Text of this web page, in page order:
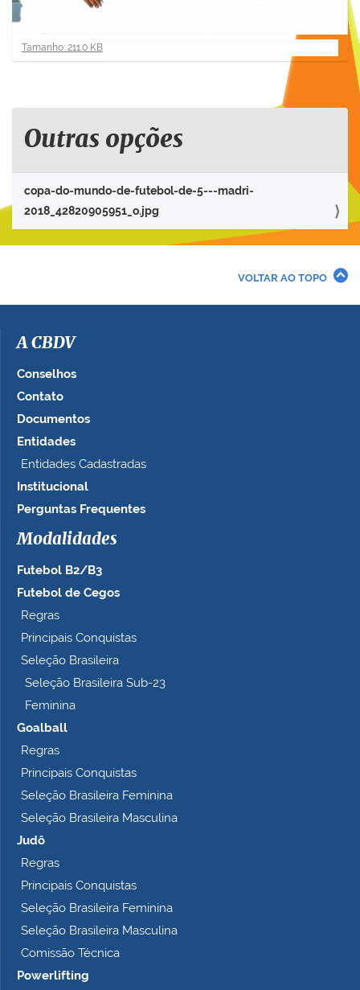
C
l
e
p
a
v
e
r
g
e
m
o
t
a
a
n
h
c
m
p
e
t
o
Tamanho: 211.0 KB
Outras opções
copa-do-mundo-de-futebol-de-5---madri-
2018_42820905951_o.jpg
VOLTAR AO TOPO
A CBDV
Conselhos
Contato
Documentos
Entidades
Entidades Cadastradas
Institucional
Perguntas Frequentes
Modalidades
Futebol B2/B3
Futebol de Cegos
Regras
Principais Conquistas
Seleção Brasileira
Seleção Brasileira Sub-23
Feminina
Goalball
Regras
Principais Conquistas
Seleção Brasileira Feminina
Seleção Brasileira Masculina
Judô
Regras
Principais Conquistas
Seleção Brasileira Feminina
Seleção Brasileira Masculina
Comissão Técnica
Powerlifting